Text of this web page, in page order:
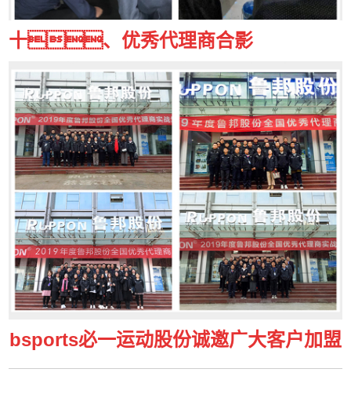
十、优秀代理商合影
bsports必一运动股份诚邀广大客户加盟